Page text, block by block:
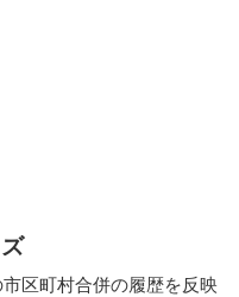
区町村合併の履歴を反映